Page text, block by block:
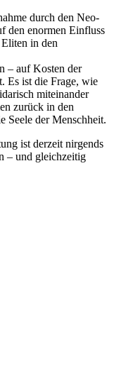
durch den Neo-
den enormen Einfluss
in den
– auf Kosten der
Es ist die Frage, wie
miteinander
zurück in den
Seele der Menschheit.
ist derzeit nirgends
– und gleichzeitig